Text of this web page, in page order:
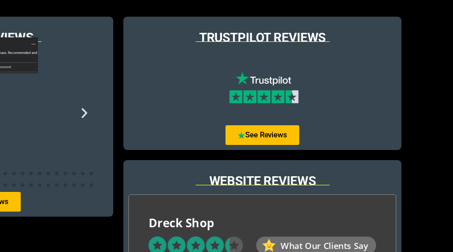
TRUSTPILOT REVIEWS
See Reviews
WEBSITE REVIEWS
Dreck Shop
What Our Clients Say